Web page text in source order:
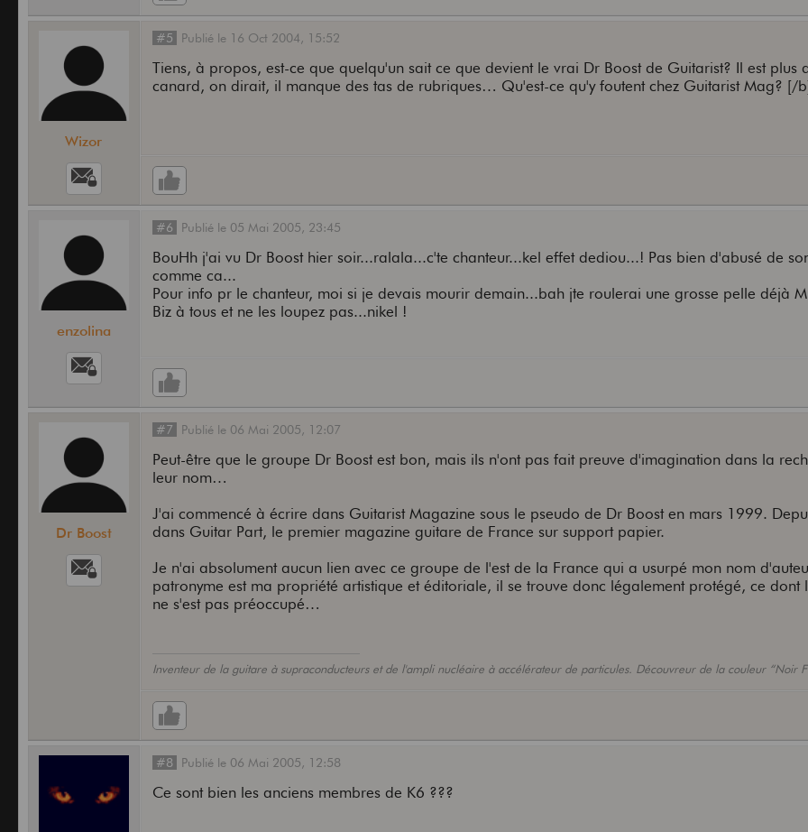
Wizor
#5 Publié le 16 Oct 2004, 15:52
Tiens, à propos, est-ce que quelqu'un sait ce que devient le vrai Dr Boost de Guitarist? Il est plus
canard, on dirait, il manque des tas de rubriques… Qu'est-ce qu'y foutent chez Guitarist Mag? [/
enzolina
#6 Publié le 05 Mai 2005, 23:45
BouHh j'ai vu Dr Boost hier soir...ralala...c'te chanteur...kel effet dediou...! Pas bien d'abusé de
comme ca...
Pour info pr le chanteur, moi si je devais mourir demain...bah jte roulerai une grosse pelle déjà
Biz à tous et ne les loupez pas...nikel !
Dr Boost
#7 Publié le 06 Mai 2005, 12:07
Peut-être que le groupe Dr Boost est bon, mais ils n'ont pas fait preuve d'imagination dans la
leur nom…
J'ai commencé à écrire dans Guitarist Magazine sous le pseudo de Dr Boost en mars 1999.
dans Guitar Part, le premier magazine guitare de France sur support papier.
Je n'ai absolument aucun lien avec ce groupe de l'est de la France qui a usurpé mon nom
patronyme est ma propriété artistique et éditoriale, il se trouve donc légalement protégé, ce dont
ne s'est pas préoccupé…
Inventeur de la guitare à supraconducteurs et de l'ampli nucléaire à accélérateur de particules. Découvreur de la couleur “Noir
#8 Publié le 06 Mai 2005, 12:58
Ce sont bien les anciens membres de K6 ???